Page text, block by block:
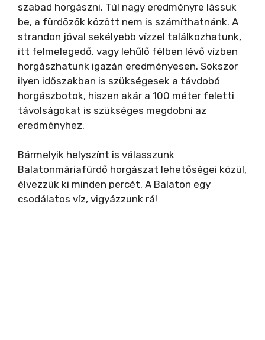
szabad horgászni. Túl nagy eredményre lássuk
be, a fürdőzők között nem is számíthatnánk. A
strandon jóval sekélyebb vízzel találkozhatunk,
itt felmelegedő, vagy lehűlő félben lévő vízben
horgászhatunk igazán eredményesen. Sokszor
ilyen időszakban is szükségesek a távdobó
horgászbotok, hiszen akár a 100 méter feletti
távolságokat is szükséges megdobni az
eredményhez.
Bármelyik helyszínt is válasszunk
Balatonmáriafürdő horgászat lehetőségei közül,
élvezzük ki minden percét. A Balaton egy
csodálatos víz, vigyázzunk rá!